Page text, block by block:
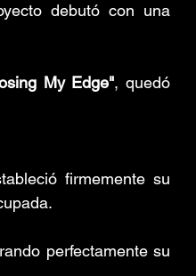
debutó con una
My Edge", quedó
firmemente su
perfectamente su